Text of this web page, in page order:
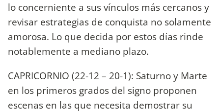
lo concerniente a sus vínculos más cercanos y
revisar estrategias de conquista no solamente
amorosa. Lo que decida por estos días rinde
notablemente a mediano plazo.
CAPRICORNIO (22-12 – 20-1): Saturno y Marte
en los primeros grados del signo proponen
escenas en las que necesita demostrar su